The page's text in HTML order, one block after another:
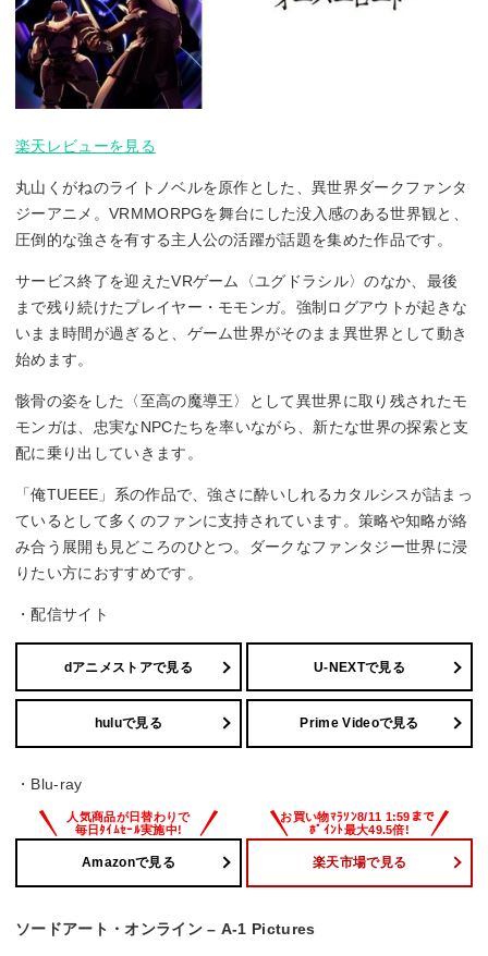
楽天レビューを見る
丸山くがねのライトノベルを原作とした、異世界ダークファンタ
ジーアニメ。VRMMORPGを舞台にした没入感のある世界観と、
圧倒的な強さを有する主人公の活躍が話題を集めた作品です。
サービス終了を迎えたVRゲーム〈ユグドラシル〉のなか、最後
まで残り続けたプレイヤー・モモンガ。強制ログアウトが起きな
いまま時間が過ぎると、ゲーム世界がそのまま異世界として動き
始めます。
骸骨の姿をした〈至高の魔導王〉として異世界に取り残されたモ
モンガは、忠実なNPCたちを率いながら、新たな世界の探索と支
配に乗り出していきます。
「俺TUEEE」系の作品で、強さに酔いしれるカタルシスが詰まっ
ているとして多くのファンに支持されています。策略や知略が絡
み合う展開も見どころのひとつ。ダークなファンタジー世界に浸
りたい方におすすめです。
・配信サイト
dアニメストアで見る U-NEXTで見る
huluで見る Prime Videoで見る
・Blu-ray
Amazonで見る 楽天市場で見る
ソードアート・オンライン – A-1 Pictures